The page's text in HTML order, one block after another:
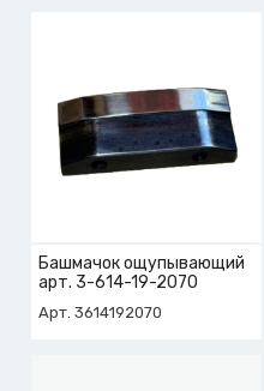
Башмачок ощупывающий
арт. 3-614-19-2070
Арт. 3614192070